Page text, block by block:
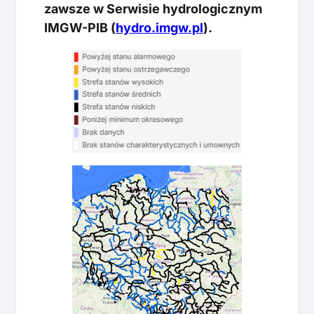
zawsze w Serwisie hydrologicznym
IMGW-PIB (hydro.imgw.pl).